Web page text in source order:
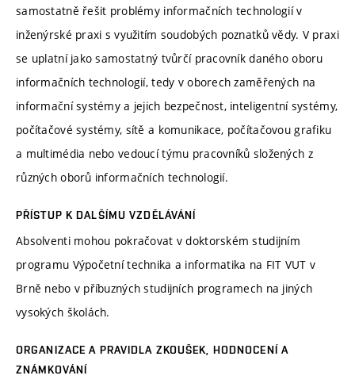
samostatně řešit problémy informačních technologií v
inženýrské praxi s využitím soudobých poznatků vědy. V praxi
se uplatní jako samostatný tvůrčí pracovník daného oboru
informačních technologií, tedy v oborech zaměřených na
informační systémy a jejich bezpečnost, inteligentní systémy,
počítačové systémy, sítě a komunikace, počítačovou grafiku
a multimédia nebo vedoucí týmu pracovníků složených z
různých oborů informačních technologií.
PŘÍSTUP K DALŠÍMU VZDĚLÁVÁNÍ
Absolventi mohou pokračovat v doktorském studijním
programu Výpočetní technika a informatika na FIT VUT v
Brně nebo v příbuzných studijních programech na jiných
vysokých školách.
ORGANIZACE A PRAVIDLA ZKOUŠEK, HODNOCENÍ A
ZNÁMKOVÁNÍ